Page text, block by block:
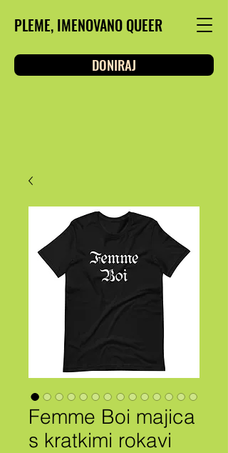
PLEME, IMENOVANO QUEER
DONIRAJ
Femme Boi majica
s kratkimi rokavi